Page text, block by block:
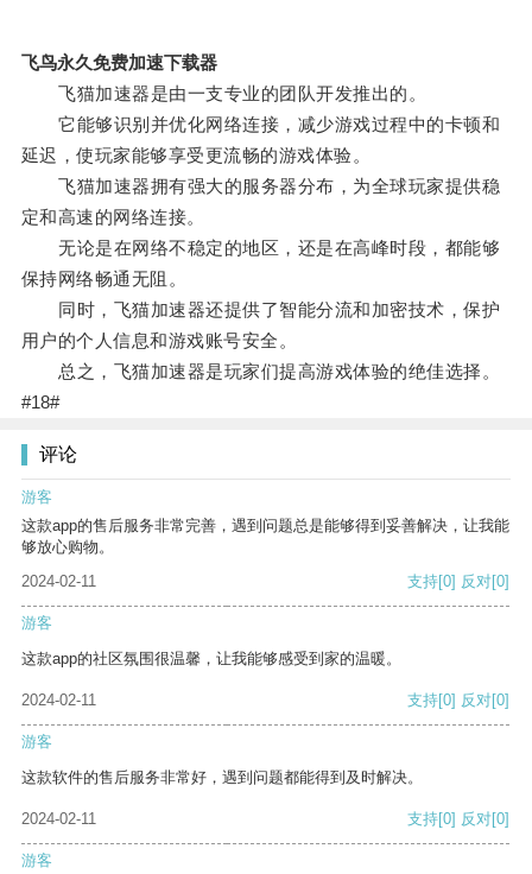
飞鸟永久免费加速下载器
飞猫加速器是由一支专业的团队开发推出的。
它能够识别并优化网络连接，减少游戏过程中的卡顿和
延迟，使玩家能够享受更流畅的游戏体验。
飞猫加速器拥有强大的服务器分布，为全球玩家提供稳
定和高速的网络连接。
无论是在网络不稳定的地区，还是在高峰时段，都能够
保持网络畅通无阻。
同时，飞猫加速器还提供了智能分流和加密技术，保护
用户的个人信息和游戏账号安全。
总之，飞猫加速器是玩家们提高游戏体验的绝佳选择。
#18#
评论
游客
这款app的售后服务非常完善，遇到问题总是能够得到妥善解决，让我能
够放心购物。
2024-02-11
支持[0] 反对[0]
游客
这款app的社区氛围很温馨，让我能够感受到家的温暖。
2024-02-11 支持[0] 反对[0]
游客
这款软件的售后服务非常好，遇到问题都能得到及时解决。
2024-02-11 支持[0] 反对[0]
游客